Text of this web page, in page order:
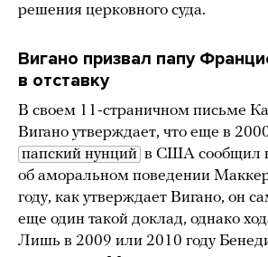
решения церковного суда.
Вигано призвал папу
в отставку
В своем 11-страничном письме
Вигано утверждает, что еще в
папский нунций в США сообщил
об аморальном поведении
году, как утверждает Вигано, он
еще один такой доклад, однако
Лишь в 2009 или 2010 году